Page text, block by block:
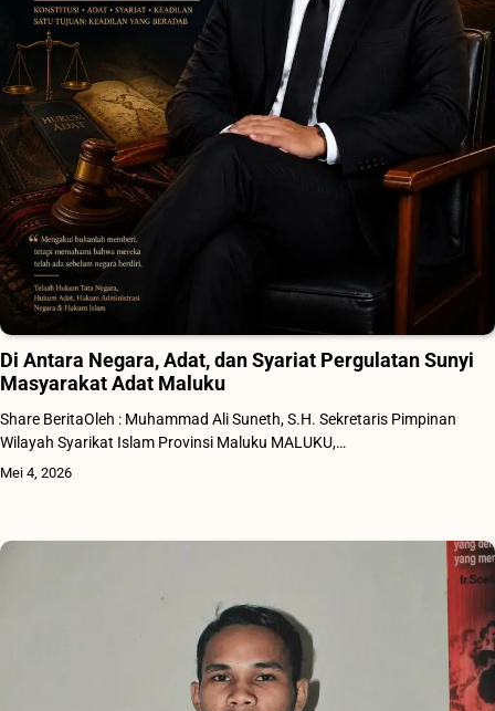
Di Antara Negara, Adat, dan Syariat Pergulatan Sunyi
Masyarakat Adat Maluku
Share BeritaOleh : Muhammad Ali Suneth, S.H. Sekretaris Pimpinan
Wilayah Syarikat Islam Provinsi Maluku MALUKU,…
Mei 4, 2026